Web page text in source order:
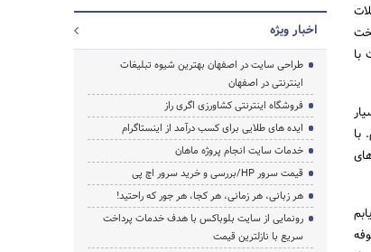
با
با
اخبار ویژه
طراحی سایت در اصفهان بهترین شیوه تبلیغات
اینترنتی در اصفهان
فروشگاه اینترنتی کشاورزی اگری راز
ایده های طلایی برای کسب درآمد از اینستاگرام
خدمات سایت انجام پروژه ماهان
قیمت سرور HP/بررسی و خرید سرور اچ پی
هر زبانی، هر زمانی، هر کجا، هر جور که راحتید!
رونمایی از سایت بلوباکس با هدف خدمات پرداخت
سریع با نازلترین قیمت